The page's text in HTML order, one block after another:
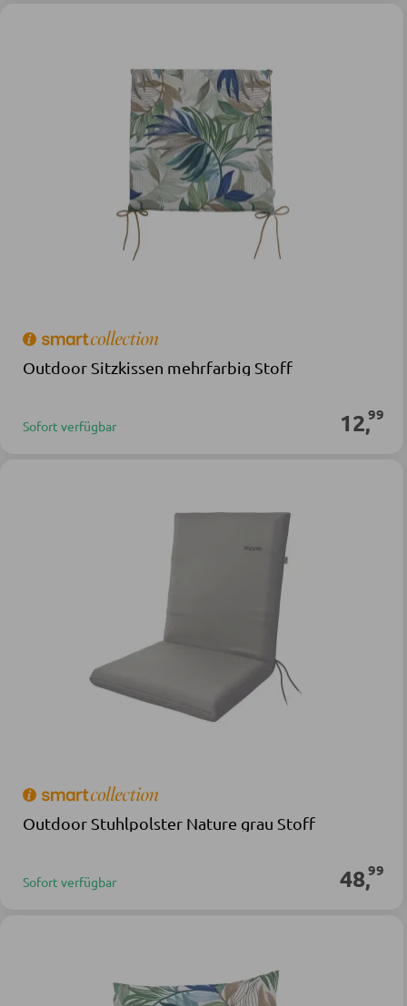
Outdoor Sitzkissen mehrfarbig Stoff
Sofort verfügbar 12,99
Outdoor Stuhlpolster Nature grau Stoff
Sofort verfügbar 48,99